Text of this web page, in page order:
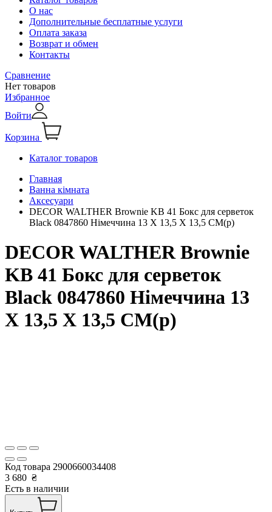
О нас
Дополнительные бесплатные услуги
Оплата заказа
Возврат и обмен
Контакты
Сравнение
Нет товаров
Избранное
Войти
Корзина
Каталог товаров
Главная
Ванна кімната
Аксесуари
DECOR WALTHER Brownie KB 41 Бокс для серветок
Black 0847860 Німеччина 13 X 13,5 X 13,5 CM(р)
DECOR WALTHER Brownie
KB 41 Бокс для серветок
Black 0847860 Німеччина 13
X 13,5 X 13,5 CM(р)
Код товара 2900660034408
3 680 ₴
Есть в наличии